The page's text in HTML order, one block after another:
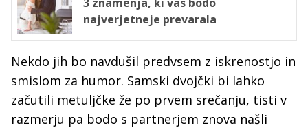
najverjetneje prevarala
Nekdo jih bo navdušil predvsem z iskrenostjo in
smislom za humor. Samski dvojčki bi lahko
začutili metuljčke že po prvem srečanju, tisti v
razmerju pa bodo s partnerjem znova našli